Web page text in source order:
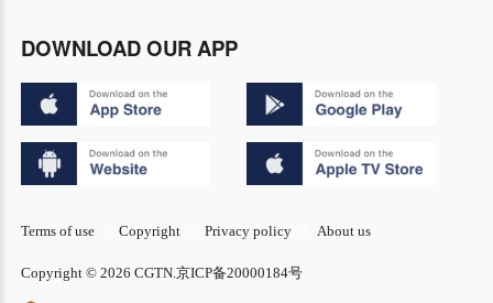
DOWNLOAD OUR APP
Terms of use Copyright Privacy policy About us
Copyright © 2026 CGTN. 京ICP备20000184号